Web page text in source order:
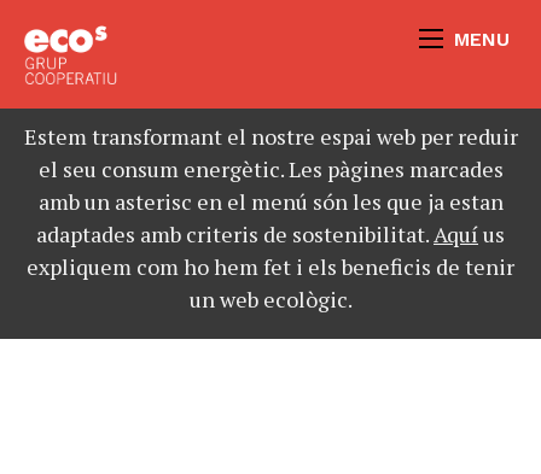
MENU
Estem transformant el nostre espai web per reduir
el seu consum energètic. Les pàgines marcades
amb un asterisc en el menú són les que ja estan
adaptades amb criteris de sostenibilitat.Aquíus
expliquem com ho hem fet i els beneficis de tenir
un web ecològic.